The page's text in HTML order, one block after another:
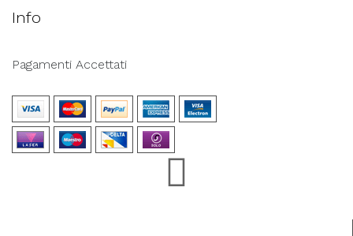
Info
Pagamenti Accettati